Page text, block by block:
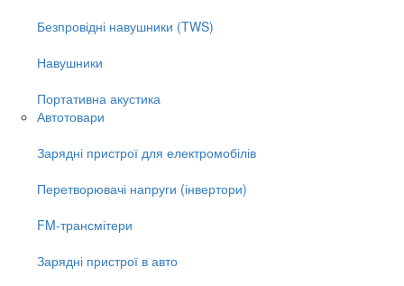
Безпровідні навушники (TWS)
Навушники
Портативна акустика
Автотовари
Зарядні пристрої для електромобілів
Перетворювачі напруги (інвертори)
FM-трансмітери
Зарядні пристрої в авто